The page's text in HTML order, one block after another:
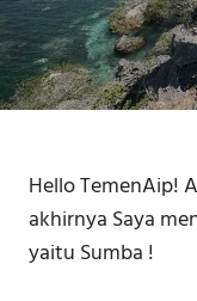
Hello TemenAip!
akhirnya Saya
yaitu Sumba !